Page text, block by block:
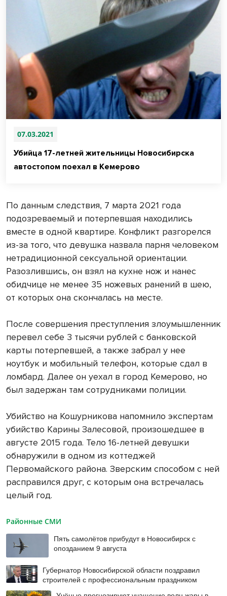
07.03.2021
Убийца 17-летней жительницы Новосибирска
автостопом поехал в Кемерово
По данным следствия, 7 марта 2021 года
подозреваемый и потерпевшая находились
вместе в одной квартире. Конфликт разгорелся
из-за того, что девушка назвала парня человеком
нетрадиционной сексуальной ориентации.
Разозлившись, он взял на кухне нож и нанес
обидчице не менее 35 ножевых ранений в шею,
от которых она скончалась на месте.
После совершения преступления злоумышленник
перевел себе 3 тысячи рублей с банковской
карты потерпевшей, а также забрал у нее
ноутбук и мобильный телефон, которые сдал в
ломбард. Далее он уехал в город Кемерово, но
был задержан там сотрудниками полиции.
Убийство на Кошурникова напомнило экспертам
убийство Карины Залесовой, произошедшее в
августе 2015 года. Тело 16-летней девушки
обнаружили в одном из коттеджей
Первомайского района. Зверским способом с ней
расправился друг, с которым она встречалась
целый год.
Районные СМИ
Пять самолётов прибудут в Новосибирск с
опозданием 9 августа
Губернатор Новосибирской области поздравил
строителей с профессиональным праздником